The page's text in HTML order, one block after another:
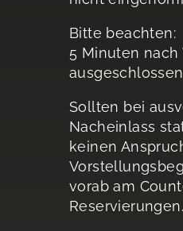
Bitte beachten:
5 Minuten
Sollten bei
Nacheinlass
keinen
vorab am